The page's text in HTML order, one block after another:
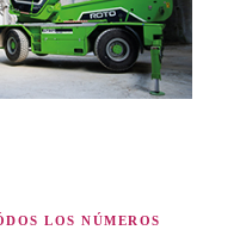
LOS NÚMEROS